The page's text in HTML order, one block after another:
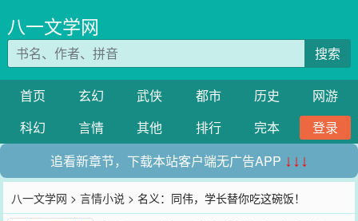
八一文学网
搜索
首页 玄幻 武侠 都市 历史
网游
科幻
言情 其他 排行 完本
登录
追看新章节，下载本站客户端无广告APP ↓↓↓
八一文学网 >言情小说 > 名义：同伟，学长替你吃这碗饭！